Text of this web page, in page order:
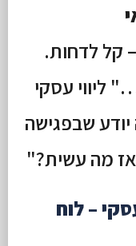
קל לדחות.
ליווי עסקי
יודע שבפגישה
מה עשית?"
– לוח